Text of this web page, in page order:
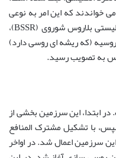
خواندند که این امر به نوعی
تأکید بر تمامیت سرزمینی و هویتی واحد بود. پس از انقلاب بلشویکی و تشکیل جمهوری سوسیالیستی بلاروس شوروی (BSSR)،
شد، اما پس از استقلال در سال ۱۹۹۱، استفاده از بلوروسیه (که ریشه ای روسی دارد)
به تصویب رسید.
ابتدا، این سرزمین بخشی از
با تشکیل مشترک المنافع
سرزمین اعمال شد. در اواخر